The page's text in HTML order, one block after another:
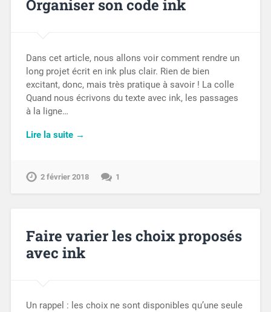
Organiser son code ink
Dans cet article, nous allons voir comment rendre un
long projet écrit en ink plus clair. Rien de bien
excitant, donc, mais très pratique à savoir ! La colle
Quand nous écrivons du texte avec ink, les passages
à la ligne…
Lire la suite →
2 février 2018 1
Faire varier les choix proposés
avec ink
Un rappel : les choix ne sont disponibles qu’une seule